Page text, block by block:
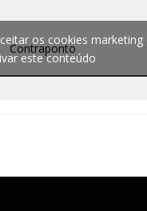
Contraponto
os cookies marketing
este conteúdo